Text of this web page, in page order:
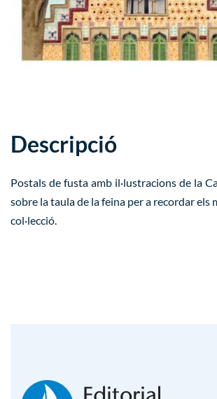
Descripció
Postals de fusta amb il·lustracions de la
sobre la taula de la feina per a recordar
col·lecció.